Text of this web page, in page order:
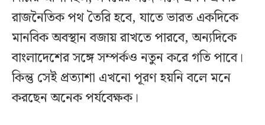
রাজনৈতিক পথ তৈরি হবে, যাতে ভারত একদিকে
মানবিক অবস্থান বজায় রাখতে পারবে, অন্যদিকে
বাংলাদেশের সঙ্গে সম্পর্কও নতুন করে গতি পাবে।
কিন্তু সেই প্রত্যাশা এখনো পূরণ হয়নি বলে মনে
করছেন অনেক পর্যবেক্ষক।